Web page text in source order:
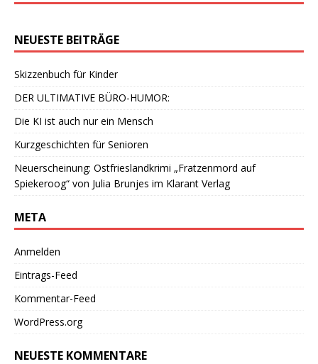
NEUESTE BEITRÄGE
Skizzenbuch für Kinder
DER ULTIMATIVE BÜRO-HUMOR:
Die KI ist auch nur ein Mensch
Kurzgeschichten für Senioren
Neuerscheinung: Ostfrieslandkrimi „Fratzenmord auf
Spiekeroog“ von Julia Brunjes im Klarant Verlag
META
Anmelden
Eintrags-Feed
Kommentar-Feed
WordPress.org
NEUESTE KOMMENTARE